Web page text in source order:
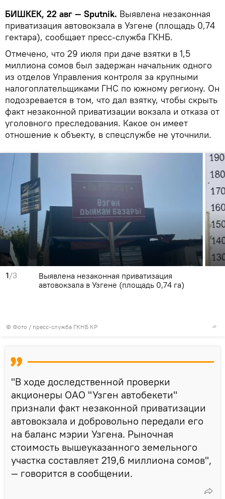
БИШКЕК, 22 авг — Sputnik. Выявлена незаконная
приватизация автовокзала в Узгене (площадь 0,74
гектара), сообщает пресс-служба ГКНБ.
Отмечено, что 29 июля при даче взятки в 1,5
миллиона сомов был задержан начальник одного
из отделов Управления контроля за крупными
налогоплательщиками ГНС по южному региону. Он
подозревается в том, что дал взятку, чтобы скрыть
факт незаконной приватизации вокзала и отказа от
уголовного преследования. Какое он имеет
отношение к объекту, в спецслужбе не уточнили.
1/3
© Фото / пресс-служба ГКНБ КР
Выявлена незаконная приватизация
автовокзала в Узгене (площадь 0,74 га)
"В ходе доследственной проверки
акционеры ОАО "Узген автобекети"
признали факт незаконной приватизации
автовокзала и добровольно передали его
на баланс мэрии Узгена. Рыночная
стоимость вышеуказанного земельного
участка составляет 219,6 миллиона сомов",
— говорится в сообщении.